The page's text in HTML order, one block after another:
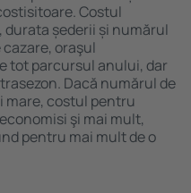
Costul
durata șederii și numărul
cazare, oraşul
tot parcursul anului, dar
Dacă numărul de
mare, costul pentru
şi mai mult,
pentru mai mult de o